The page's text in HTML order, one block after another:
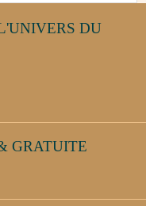
DU
GRATUITE